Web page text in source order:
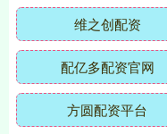
维之创配资
配亿多配资官网
方圆配资平台